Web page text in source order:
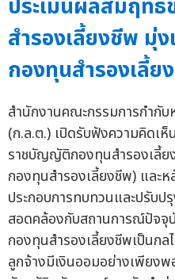
ประเมินผลสัมฤท
สำรองเลี้ยงชีพ มุ่
กองทุนสำรองเลี้ย
สำนักงานคณะกรรมการกำกั
(ก.ล.ต.) เปิดรับฟังความคิดเ
ราชบัญญัติกองทุนสำรองเลี้
กองทุนสำรองเลี้ยงชีพ) และ
ประกอบการทบทวนและปรับป
สอดคล้องกับสถานการณ์ปัจจุ
กองทุนสำรองเลี้ยงชีพเป็นกล
ลูกจ้างมีเงินออมอย่างเพียง